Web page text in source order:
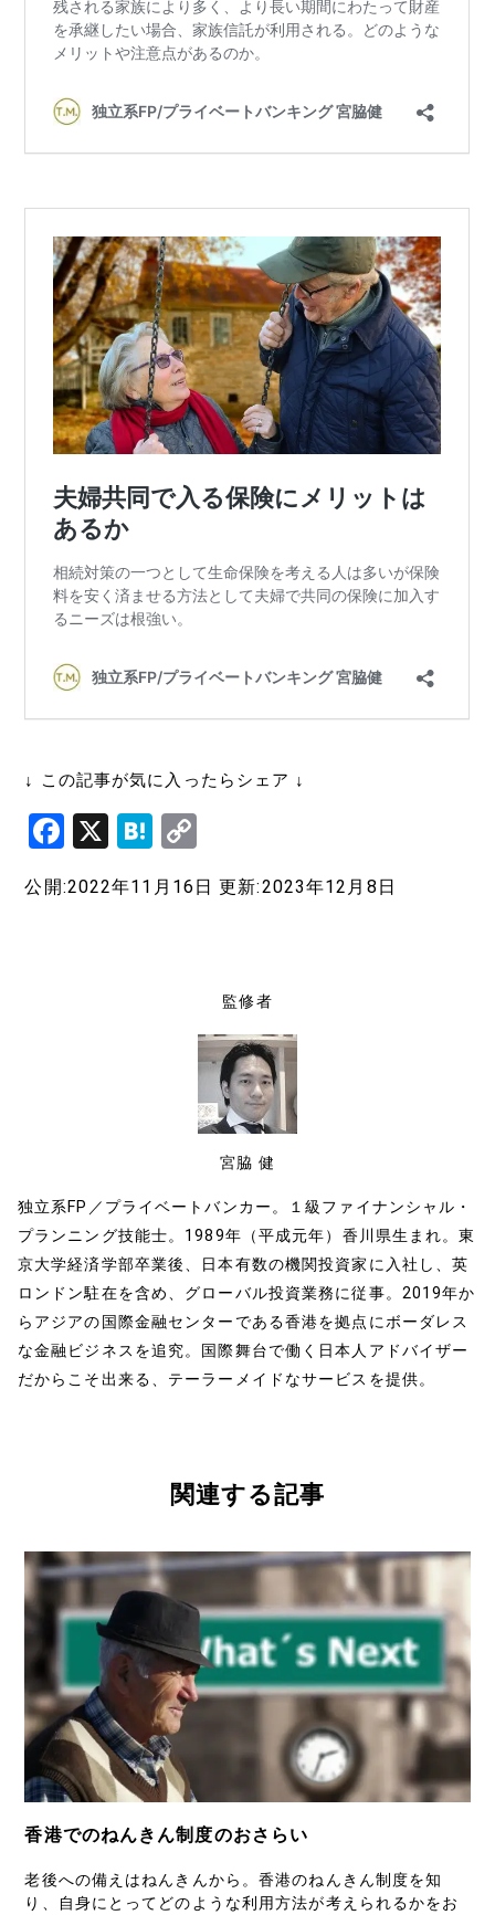
↓ この記事が気に入ったらシェア ↓
F
c
X
H
e
p
k
公開:2022年11月16日 更新:2023年12月8日
監修者
宮脇 健
独立系FP／プライベートバンカー。１級ファイナンシャル・
プランニング技能士。1989年（平成元年）香川県生まれ。東
京大学経済学部卒業後、日本有数の機関投資家に入社し、英
ロンドン駐在を含め、グローバル投資業務に従事。2019年か
らアジアの国際金融センターである香港を拠点にボーダレス
な金融ビジネスを追究。国際舞台で働く日本人アドバイザー
だからこそ出来る、テーラーメイドなサービスを提供。
関連する記事
香港でのねんきん制度のおさらい
老後への備えはねんきんから。香港のねんきん制度を知
り、自身にとってどのような利用方法が考えられるかをお